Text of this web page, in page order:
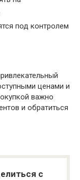
под контролем
ценами и
важно
и обратиться
с